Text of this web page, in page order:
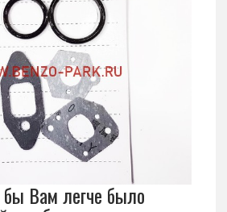
бы Вам легче было